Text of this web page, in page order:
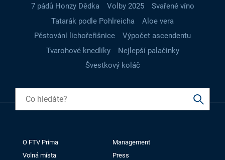
7 pádů Honzy Dědka
Volby 2025
Svařené víno
Tatarák podle Pohlreicha
Aloe vera
Pěstování lichořeřišnice
Výpočet ascendentu
Tvarohové knedlíky
Nejlepší palačinky
Švestkový koláč
O FTV Prima
Management
Volná místa
Press